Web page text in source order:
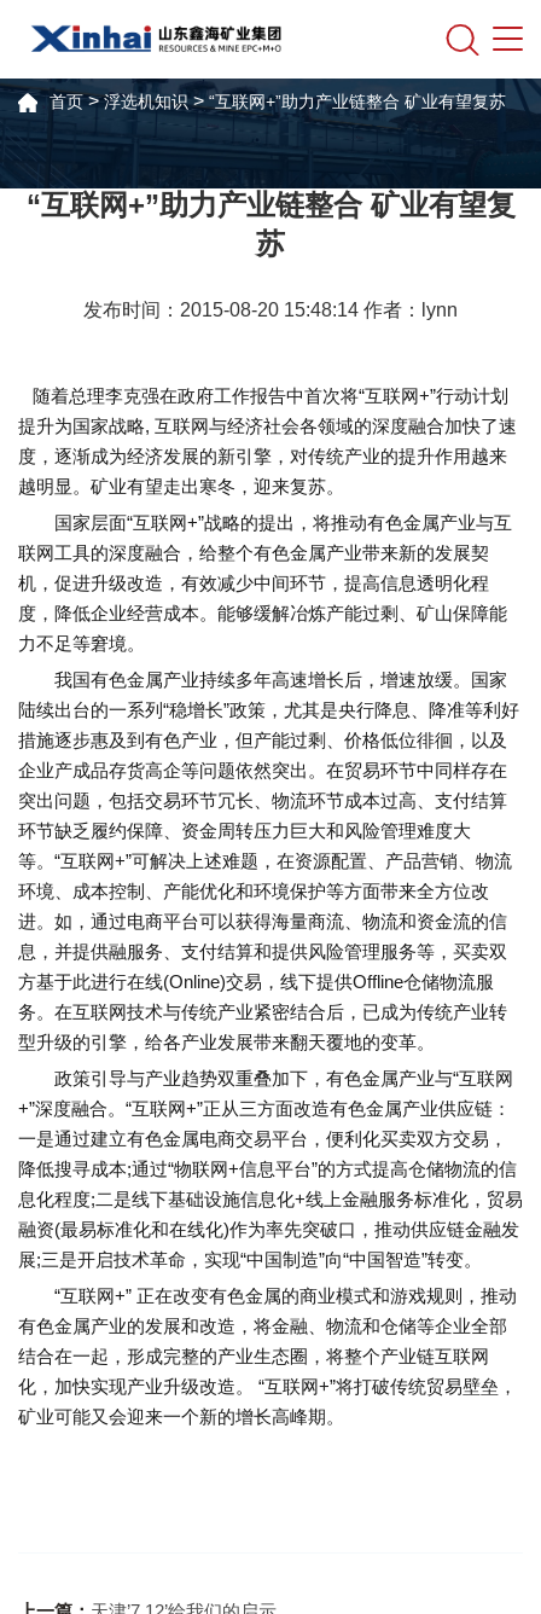
首页>浮选机知识>“互联网+”助力产业链整合 矿业有望复苏
“互联网+”助力产业链整合 矿业有望复
苏
发布时间：2015-08-20 15:48:14 作者：lynn
随着总理李克强在政府工作报告中首次将“互联网+”行动计划
提升为国家战略, 互联网与经济社会各领域的深度融合加快了速
度，逐渐成为经济发展的新引擎，对传统产业的提升作用越来
越明显。矿业有望走出寒冬，迎来复苏。
国家层面“互联网+”战略的提出，将推动有色金属产业与互
联网工具的深度融合，给整个有色金属产业带来新的发展契
机，促进升级改造，有效减少中间环节，提高信息透明化程
度，降低企业经营成本。能够缓解冶炼产能过剩、矿山保障能
力不足等窘境。
我国有色金属产业持续多年高速增长后，增速放缓。国家
陆续出台的一系列“稳增长”政策，尤其是央行降息、降准等利好
措施逐步惠及到有色产业，但产能过剩、价格低位徘徊，以及
企业产成品存货高企等问题依然突出。在贸易环节中同样存在
突出问题，包括交易环节冗长、物流环节成本过高、支付结算
环节缺乏履约保障、资金周转压力巨大和风险管理难度大
等。“互联网+”可解决上述难题，在资源配置、产品营销、物流
环境、成本控制、产能优化和环境保护等方面带来全方位改
进。如，通过电商平台可以获得海量商流、物流和资金流的信
息，并提供融服务、支付结算和提供风险管理服务等，买卖双
方基于此进行在线(Online)交易，线下提供Offline仓储物流服
务。在互联网技术与传统产业紧密结合后，已成为传统产业转
型升级的引擎，给各产业发展带来翻天覆地的变革。
政策引导与产业趋势双重叠加下，有色金属产业与“互联网
+”深度融合。“互联网+”正从三方面改造有色金属产业供应链：
一是通过建立有色金属电商交易平台，便利化买卖双方交易，
降低搜寻成本;通过“物联网+信息平台”的方式提高仓储物流的信
息化程度;二是线下基础设施信息化+线上金融服务标准化，贸易
融资(最易标准化和在线化)作为率先突破口，推动供应链金融发
展;三是开启技术革命，实现“中国制造”向“中国智造”转变。
“互联网+” 正在改变有色金属的商业模式和游戏规则，推动
有色金属产业的发展和改造，将金融、物流和仓储等企业全部
结合在一起，形成完整的产业生态圈，将整个产业链互联网
化，加快实现产业升级改造。 “互联网+”将打破传统贸易壁垒，
矿业可能又会迎来一个新的增长高峰期。